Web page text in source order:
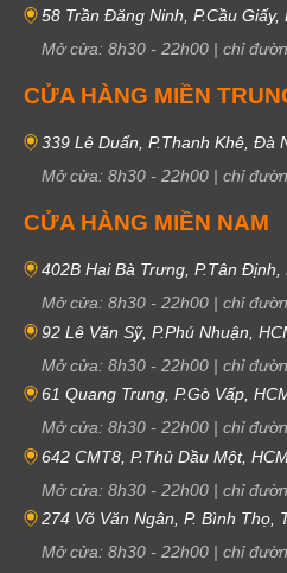
58 Trần Đăng Ninh, P.Cầu Giấy,
Mở cửa: 8h30 - 22h00 | chỉ
CỬA HÀNG MIỀN
339 Lê Duẩn, P.Thanh Khê, Đà
Mở cửa: 8h30 - 22h00 | chỉ
CỬA HÀNG MIỀN NAM
402B Hai Bà Trưng, P.Tân Định,
Mở cửa: 8h30 - 22h00 | chỉ
92 Lê Văn Sỹ, P.Phú Nhuận,
Mở cửa: 8h30 - 22h00 | chỉ
61 Quang Trung, P.Gò Vấp,
Mở cửa: 8h30 - 22h00 | chỉ
642 CMT8, P.Thủ Dầu Một,
Mở cửa: 8h30 - 22h00 | chỉ
274 Võ Văn Ngân, P. Bình Thọ,
Mở cửa: 8h30 - 22h00 | chỉ